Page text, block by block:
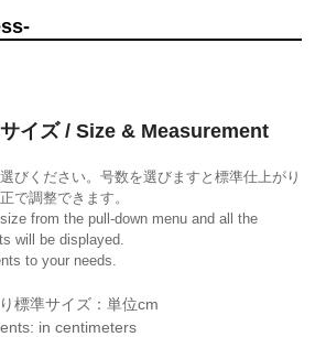
イズ / Size & Measurement
びください。号数を選びますと標準仕上がり
で調整できます。
from the pull-down menu and all the
will be displayed.
to your needs.
標準サイズ：単位cm
in centimeters